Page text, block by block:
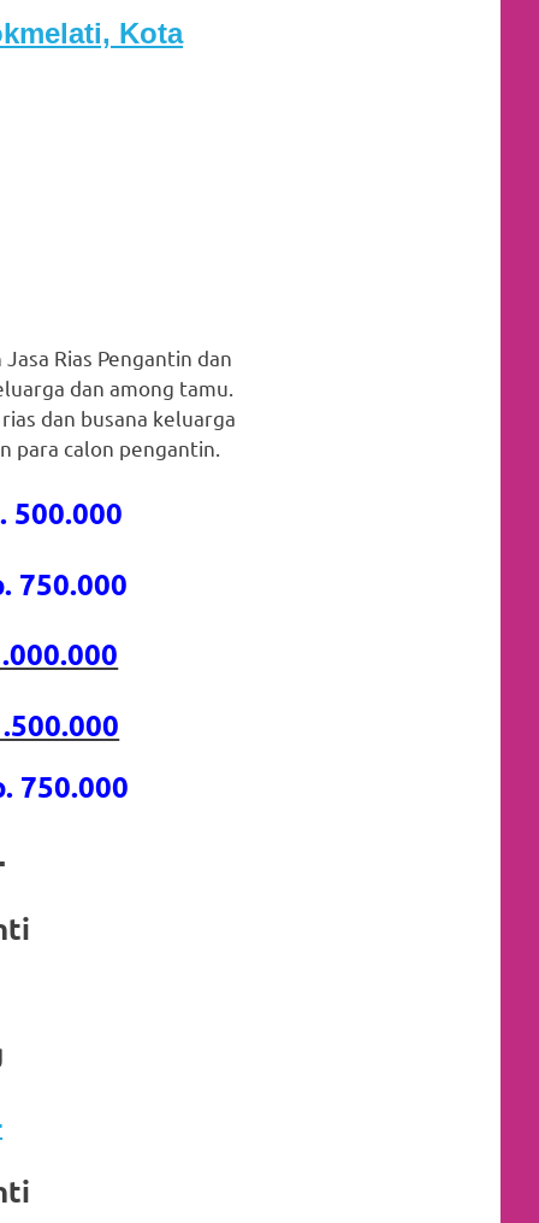
Kota
Rias Pengantin dan
dan among tamu.
dan busana keluarga
para calon pengantin.
500.000
750.000
750.000